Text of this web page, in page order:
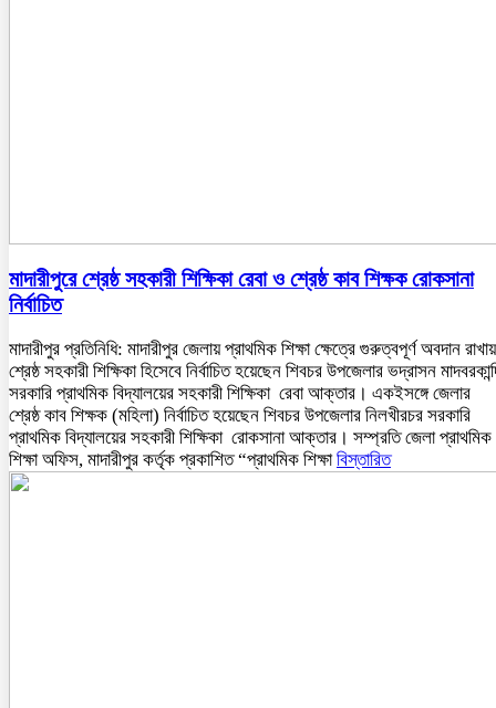
মাদারীপুরে শ্রেষ্ঠ সহকারী শিক্ষিকা রেবা ও শ্রেষ্ঠ কাব শিক্ষক রোকসানা
নির্বাচিত
মাদারীপুর প্রতিনিধি: মাদারীপুর জেলায় প্রাথমিক শিক্ষা ক্ষেত্রে গুরুত্বপূর্ণ অবদান রাখায়
শ্রেষ্ঠ সহকারী শিক্ষিকা হিসেবে নির্বাচিত হয়েছেন শিবচর উপজেলার ভদ্রাসন
সরকারি প্রাথমিক বিদ্যালয়ের সহকারী শিক্ষিকা রেবা আক্তার। একইসঙ্গে জেলার
শ্রেষ্ঠ কাব শিক্ষক (মহিলা) নির্বাচিত হয়েছেন শিবচর উপজেলার নিলখীরচর সরকারি
প্রাথমিক বিদ্যালয়ের সহকারী শিক্ষিকা রোকসানা আক্তার। সম্প্রতি জেলা প্রাথমিক
শিক্ষা অফিস, মাদারীপুর কর্তৃক প্রকাশিত “প্রাথমিক শিক্ষাবিস্তারিত